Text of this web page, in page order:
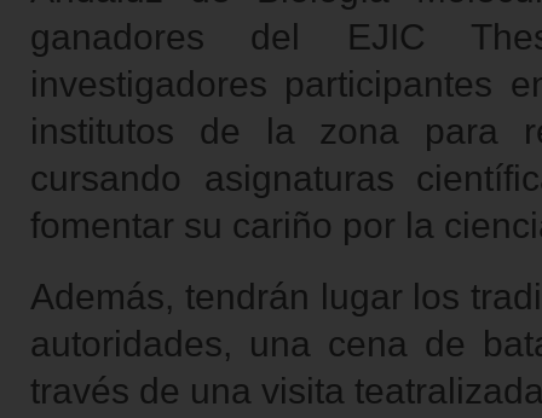
ganadores del EJIC
investigadores participantes
institutos de la zona para
cursando asignaturas
fomentar su cariño por la
Además, tendrán lugar los
autoridades, una cena de
través de una visita